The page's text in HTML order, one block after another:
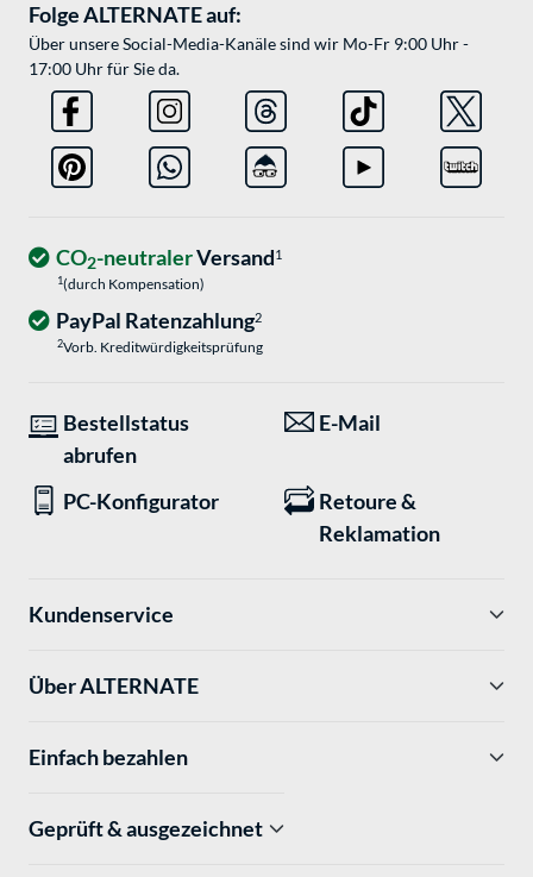
Folge ALTERNATE auf:
Über unsere Social-Media-Kanäle sind wir Mo-Fr 9:00 Uhr -
17:00 Uhr für Sie da.
CO2-neutralerVersand1
1(durch Kompensation)
PayPal Ratenzahlung2
2Vorb. Kreditwürdigkeitsprüfung
Bestellstatus
abrufen
E-Mail
PC-Konfigurator
Retoure &
Reklamation
Kundenservice
Über ALTERNATE
Einfach bezahlen
Geprüft & ausgezeichnet